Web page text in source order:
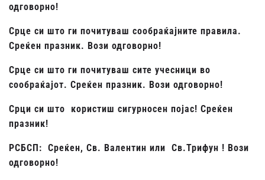
одговорно!
Срце си што ги почитуваш сообраќајните правила.
Среќен празник. Вози одговорно!
Срце си што ги почитуваш сите учесници во
сообраќајот. Среќен празник. Вози одговорно!
Срци си што користиш сигурносен појас! Среќен
празник!
РСБСП: Среќен, Св. Валентин или Св.Трифун ! Вози
одговорно!